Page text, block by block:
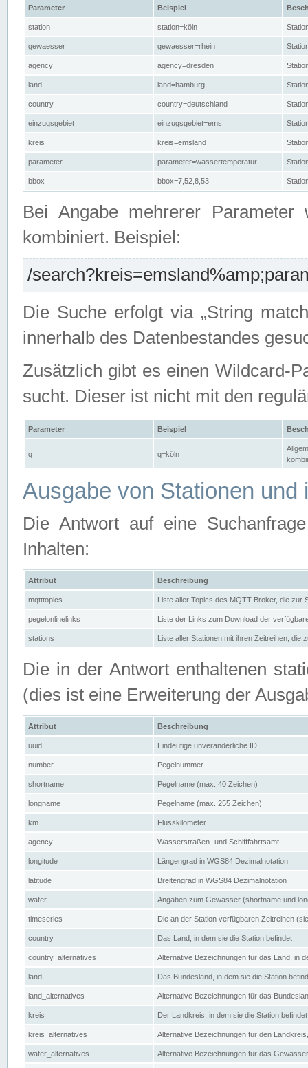
Parameter Beispiel
station station=köln
gewaesser gewaesser=rhein
agency agency=dresden
land land=hamburg
country country=deutschland
einzugsgebiet einzugsgebiet=ems
kreis kreis=emsland
parameter parameter=wassertemperatur
bbox bbox=7,52,8,53
Bei Angabe mehrerer Parameter
kombiniert. Beispiel:
/
Die Suche erfolgt via „String
innerhalb des Datenbestandes
Zusätzlich gibt es einen Wildcard-
sucht. Dieser ist nicht mit den
Parameter Beispiel
q q=köln
Ausgabe von Stationen und
Die Antwort auf eine
Inhalten:
Attribut Beschreibung
mqtttopics Liste aller Topics des MQTT-Broker, die zur
pegelonlinelinks Liste der Links zum Download der
stations Liste aller Stationen mit ihren Zeitreihen, die
Die in der Antwort enthaltenen
(dies ist eine Erweiterung der
Attribut Beschreibung
uuid Eindeutige unveränderliche ID.
number Pegelnummer
shortname Pegelname (max. 40 Zeichen)
longname Pegelname (max. 255 Zeichen)
km Flusskilometer
agency Wasserstraßen- und Schifffahrtsamt
longitude Längengrad in WGS84 Dezimalnotation
latitude Breitengrad in WGS84 Dezimalnotation
water Angaben zum Gewässer (shortname und
timeseries Die an der Station verfügbaren Zeitreihen
country Das Land, in dem sie die Station befindet
country_alternatives Alternative Bezeichnungen für das Land, in
land Das Bundesland, in dem sie die Station
land_alternatives Alternative Bezeichnungen für das
kreis Der Landkreis, in dem sie die Station befindet
kreis_alternatives Alternative Bezeichnungen für den
water_alternatives Alternative Bezeichnungen für das